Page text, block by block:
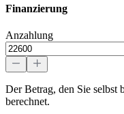
Finanzierung
Anzahlung
Der Betrag, den Sie selbst
berechnet.